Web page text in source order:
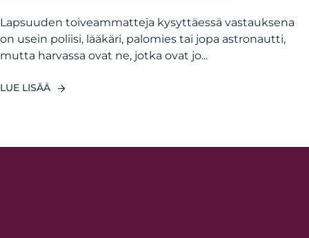
Lapsuuden toiveammatteja kysyttäessä vastauksena
on usein poliisi, lääkäri, palomies tai jopa astronautti,
mutta harvassa ovat ne, jotka ovat jo...
LUE LISÄÄ